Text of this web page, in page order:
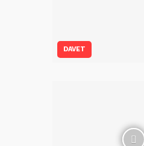
DAVET